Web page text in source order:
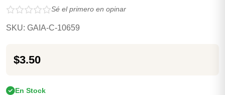
Sé el primero en opinar
SKU: GAIA-C-10659
$3.50
En Stock